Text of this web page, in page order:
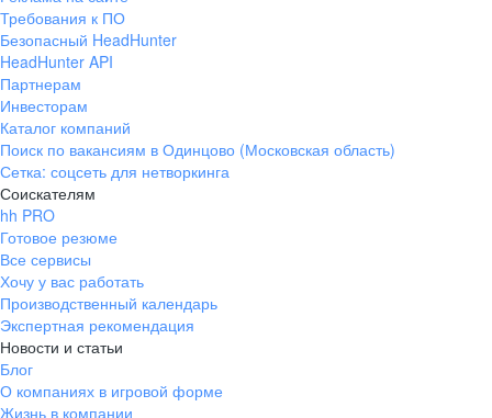
Требования к ПО
Безопасный HeadHunter
HeadHunter API
Партнерам
Инвесторам
Каталог компаний
Поиск по вакансиям в Одинцово (Московская область)
Сетка: соцсеть для нетворкинга
Соискателям
hh PRO
Готовое резюме
Все сервисы
Хочу у вас работать
Производственный календарь
Экспертная рекомендация
Новости и статьи
Блог
О компаниях в игровой форме
Жизнь в компании